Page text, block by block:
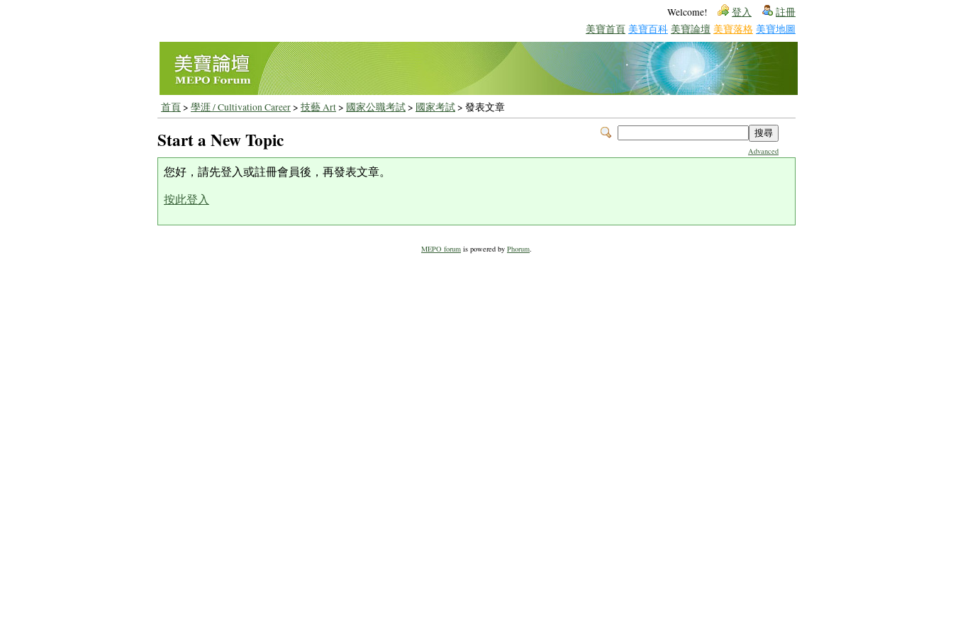
Welcome! 登入 註冊
美寶首頁 美寶百科 美寶論壇 美寶落格 美寶地圖
首頁> 學涯 / Cultivation Career> 技藝 Art> 國家公職考試> 國家考試> 發表文章
Advanced
Start a New Topic
您好，請先登入或註冊會員後，再發表文章。
按此登入
MEPO forum is powered by Phorum.